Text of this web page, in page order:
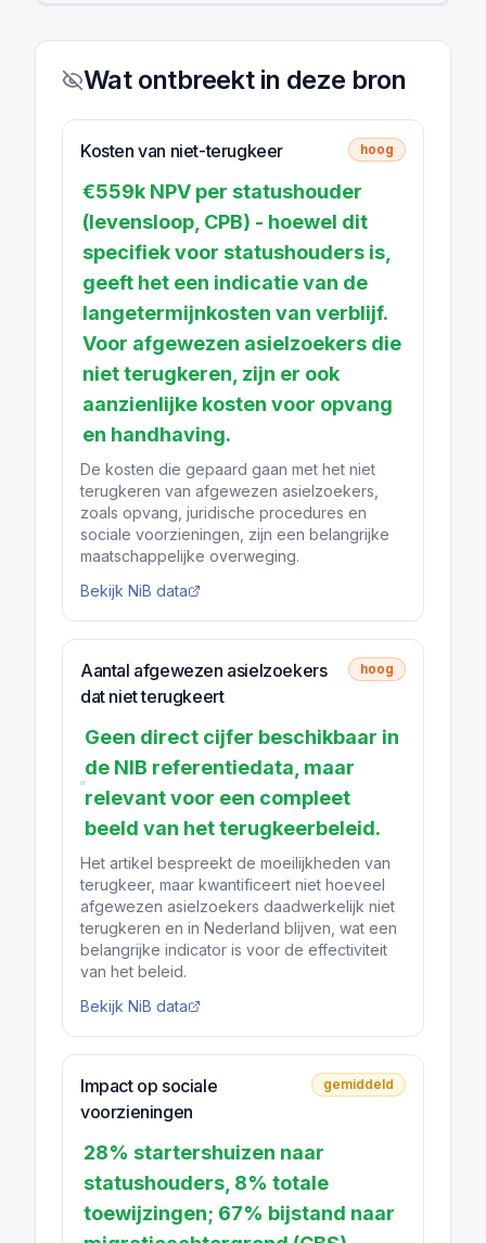
Wat ontbreekt in deze bron
Kosten van niet-terugkeer hoog
€559k NPV per statushouder
(levensloop, CPB) - hoewel dit
specifiek voor statushouders is,
geeft het een indicatie van de
langetermijnkosten van verblijf.
Voor afgewezen asielzoekers die
niet terugkeren, zijn er ook
aanzienlijke kosten voor opvang
en handhaving.
De kosten die gepaard gaan met het niet
terugkeren van afgewezen asielzoekers,
zoals opvang, juridische procedures en
sociale voorzieningen, zijn een belangrijke
maatschappelijke overweging.
Bekijk NiB data
Aantal afgewezen asielzoekers
dat niet terugkeert
hoog
Geen direct cijfer beschikbaar in
de NIB referentiedata, maar
relevant voor een compleet
beeld van het terugkeerbeleid.
Het artikel bespreekt de moeilijkheden van
terugkeer, maar kwantificeert niet hoeveel
afgewezen asielzoekers daadwerkelijk niet
terugkeren en in Nederland blijven, wat een
belangrijke indicator is voor de effectiviteit
van het beleid.
Bekijk NiB data
Impact op sociale
voorzieningen
gemiddeld
28% startershuizen naar
statushouders, 8% totale
toewijzingen; 67% bijstand naar